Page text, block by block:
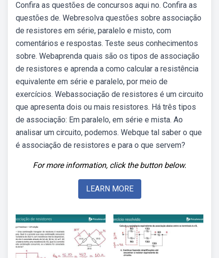
Confira as questões de concursos aqui no. Confira as
questões de. Webresolva questões sobre associação
de resistores em série, paralelo e misto, com
comentários e respostas. Teste seus conhecimentos
sobre. Webaprenda quais são os tipos de associação
de resistores e aprenda a como calcular a resistência
equivalente em série e paralelo, por meio de
exercícios. Webassociação de resistores é um circuito
que apresenta dois ou mais resistores. Há três tipos
de associação: Em paralelo, em série e mista. Ao
analisar um circuito, podemos. Webque tal saber o que
é associação de resistores e para o que servem?
For more information, click the button below.
LEARN MORE